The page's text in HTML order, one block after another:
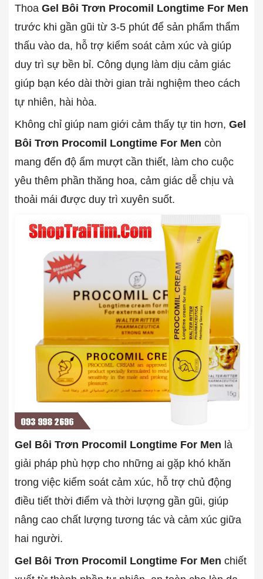
Thoa Gel Bôi Trơn Procomil Longtime For Men
trước khi gần gũi từ 3-5 phút để sản phẩm thẩm
thấu vào da, hỗ trợ kiểm soát cảm xúc và giúp
duy trì sự bền bỉ. Công dụng làm dịu cảm giác
giúp bạn kéo dài thời gian trải nghiệm theo cách
tự nhiên, hài hòa.
Không chỉ giúp nam giới cảm thấy tự tin hơn, Gel
Bôi Trơn Procomil Longtime For Men còn
mang đến độ ẩm mượt cần thiết, làm cho cuộc
yêu thêm phần thăng hoa, cảm giác dễ chịu và
thoải mái được duy trì xuyên suốt.
Gel Bôi Trơn Procomil Longtime For Men là
giải pháp phù hợp cho những ai gặp khó khăn
trong việc kiểm soát cảm xúc, hỗ trợ chủ động
điều tiết thời điểm và thời lượng gần gũi, giúp
nâng cao chất lượng tương tác và cảm xúc giữa
hai người.
Gel Bôi Trơn Procomil Longtime For Men chiết